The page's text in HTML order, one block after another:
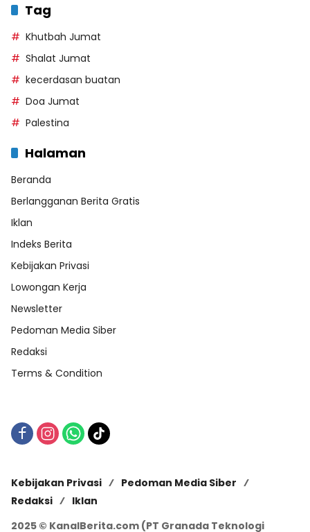
Tag
Khutbah Jumat
Shalat Jumat
kecerdasan buatan
Doa Jumat
Palestina
Halaman
Beranda
Berlangganan Berita Gratis
Iklan
Indeks Berita
Kebijakan Privasi
Lowongan Kerja
Newsletter
Pedoman Media Siber
Redaksi
Terms & Condition
Kebijakan Privasi
Pedoman Media Siber
Redaksi
Iklan
2025 © KanalBerita.com (PT Granada Teknologi